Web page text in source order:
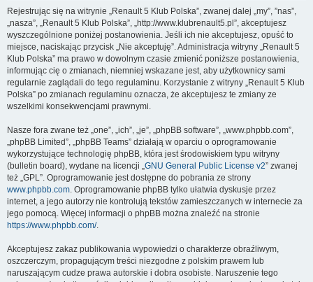
Rejestrując się na witrynie „Renault 5 Klub Polska”, zwanej dalej „my”, ”nas”,
„nasza”, „Renault 5 Klub Polska”, „http://www.klubrenault5.pl”, akceptujesz
wyszczególnione poniżej postanowienia. Jeśli ich nie akceptujesz, opuść to
miejsce, naciskając przycisk „Nie akceptuję”. Administracja witryny „Renault 5
Klub Polska” ma prawo w dowolnym czasie zmienić poniższe postanowienia,
informując cię o zmianach, niemniej wskazane jest, aby użytkownicy sami
regularnie zaglądali do tego regulaminu. Korzystanie z witryny „Renault 5 Klub
Polska” po zmianach regulaminu oznacza, że akceptujesz te zmiany ze
wszelkimi konsekwencjami prawnymi.
Nasze fora zwane też „one”, „ich”, „je”, „phpBB software”, „www.phpbb.com”,
„phpBB Limited”, „phpBB Teams” działają w oparciu o oprogramowanie
wykorzystujące technologię phpBB, która jest środowiskiem typu witryny
(bulletin board), wydane na licencji „GNU General Public License v2” zwanej
też „GPL”. Oprogramowanie jest dostępne do pobrania ze strony
www.phpbb.com. Oprogramowanie phpBB tylko ułatwia dyskusje przez
internet, a jego autorzy nie kontrolują tekstów zamieszczanych w internecie za
jego pomocą. Więcej informacji o phpBB można znaleźć na stronie
https://www.phpbb.com/.
Akceptujesz zakaz publikowania wypowiedzi o charakterze obraźliwym,
oszczerczym, propagującym treści niezgodne z polskim prawem lub
naruszającym cudze prawa autorskie i dobra osobiste. Naruszenie tego